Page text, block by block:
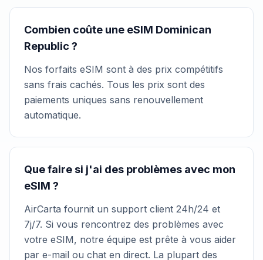
Combien coûte une eSIM Dominican
Republic ?
Nos forfaits eSIM sont à des prix compétitifs
sans frais cachés. Tous les prix sont des
paiements uniques sans renouvellement
automatique.
Que faire si j'ai des problèmes avec mon
eSIM ?
AirCarta fournit un support client 24h/24 et
7j/7. Si vous rencontrez des problèmes avec
votre eSIM, notre équipe est prête à vous aider
par e-mail ou chat en direct. La plupart des